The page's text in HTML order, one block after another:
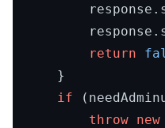
return
if
throw new